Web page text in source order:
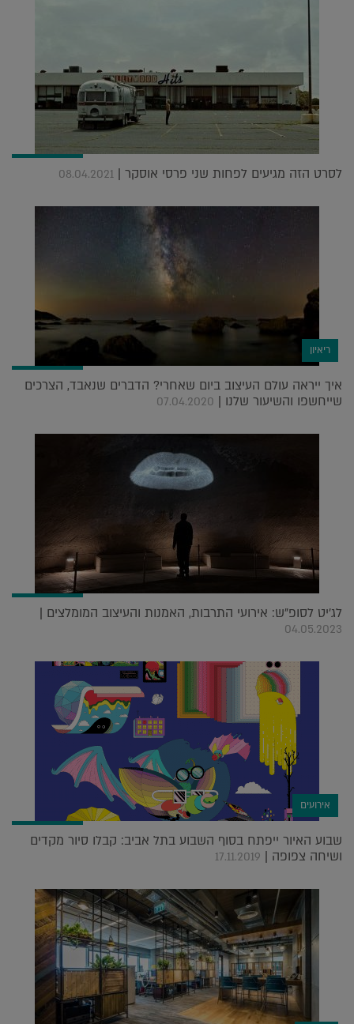
לסרט הזה מגיעים לפחות שני פרסי אוסקר | 08.04.2021
ריאיון
איך ייראה עולם העיצוב ביום שאחרי? הדברים שנאבד, הצרכים
שייחשפו והשיעור שלנו | 07.04.2020
לג'יט לסופ"ש: אירועי התרבות, האמנות והעיצוב המומלצים |
04.05.2023
אירועים
שבוע האיור ייפתח בסוף השבוע בתל אביב: קבלו סיור מקדים
ושיחה צפופה | 17.11.2019